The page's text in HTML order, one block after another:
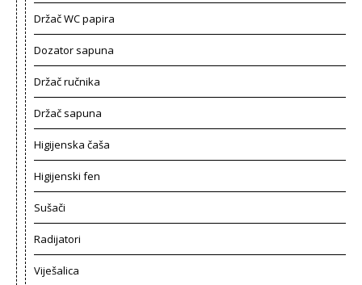
Držač WC papira
Dozator sapuna
Držač ručnika
Držač sapuna
Higijenska čaša
Higijenski fen
Sušači
Radijatori
Viješalica